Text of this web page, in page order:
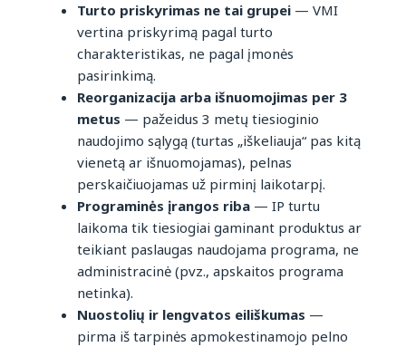
Turto priskyrimas ne tai grupei— VMI
vertina priskyrimą pagal turto
charakteristikas, ne pagal įmonės
pasirinkimą.
Reorganizacija arba išnuomojimas per 3
metus — pažeidus 3 metų tiesioginio
naudojimo sąlygą (turtas „iškeliauja“ pas kitą
vienetą ar išnuomojamas), pelnas
perskaičiuojamas už pirminį laikotarpį.
Programinės įrangos riba— IP turtu
laikoma tik tiesiogiai gaminant produktus ar
teikiant paslaugas naudojama programa, ne
administracinė (pvz., apskaitos programa
netinka).
Nuostolių ir lengvatos eiliškumas —
pirma iš tarpinės apmokestinamojo pelno